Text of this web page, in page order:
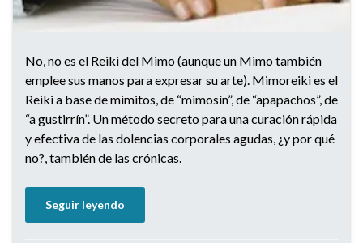
No, no es el Reiki del Mimo (aunque un Mimo también
emplee sus manos para expresar su arte). Mimoreiki es el
Reiki a base de mimitos, de “mimosín”, de “apapachos”, de
“a gustirrín”. Un método secreto para una curación rápida
y efectiva de las dolencias corporales agudas, ¿y por qué
no?, también de las crónicas.
Seguir leyendo